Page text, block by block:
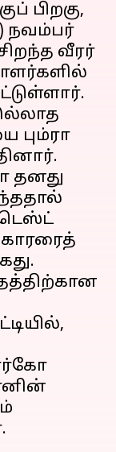
பிறகு,
நவம்பர்
வீரர்
பும்ரா
தனது